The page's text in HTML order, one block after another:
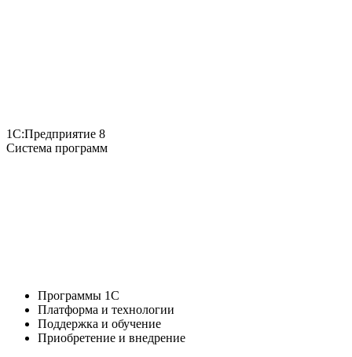
1С:Предприятие 8
Система программ
Программы 1С
Платформа и технологии
Поддержка и обучение
Приобретение и внедрение